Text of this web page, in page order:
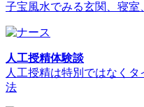
子宝風水でみる玄関、寝
人工授精体験談
人工授精は特別ではなく
法